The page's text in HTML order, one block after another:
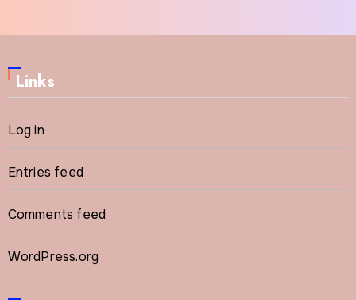
Links
Log in
Entries feed
Comments feed
WordPress.org